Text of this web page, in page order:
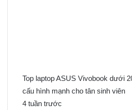
Top laptop ASUS Vivobook dưới
cấu hình mạnh cho tân sinh viên
4 tuần trước